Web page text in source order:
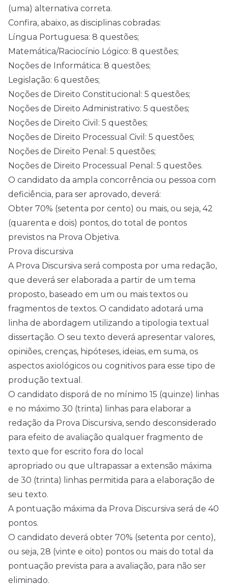
(uma) alternativa correta.
Confira, abaixo, as disciplinas cobradas:
Língua Portuguesa: 8 questões;
Matemática/Raciocínio Lógico: 8 questões;
Noções de Informática: 8 questões;
Legislação: 6 questões;
Noções de Direito Constitucional: 5 questões;
Noções de Direito Administrativo: 5 questões;
Noções de Direito Civil: 5 questões;
Noções de Direito Processual Civil: 5 questões;
Noções de Direito Penal: 5 questões;
Noções de Direito Processual Penal: 5 questões.
O candidato da ampla concorrência ou pessoa com
deficiência, para ser aprovado, deverá:
Obter 70% (setenta por cento) ou mais, ou seja, 42
(quarenta e dois) pontos, do total de pontos
previstos na Prova Objetiva.
Prova discursiva
A Prova Discursiva será composta por uma redação,
que deverá ser elaborada a partir de um tema
proposto, baseado em um ou mais textos ou
fragmentos de textos. O candidato adotará uma
linha de abordagem utilizando a tipologia textual
dissertação. O seu texto deverá apresentar valores,
opiniões, crenças, hipóteses, ideias, em suma, os
aspectos axiológicos ou cognitivos para esse tipo de
produção textual.
O candidato disporá de no mínimo 15 (quinze) linhas
e no máximo 30 (trinta) linhas para elaborar a
redação da Prova Discursiva, sendo desconsiderado
para efeito de avaliação qualquer fragmento de
texto que for escrito fora do local
apropriado ou que ultrapassar a extensão máxima
de 30 (trinta) linhas permitida para a elaboração de
seu texto.
A pontuação máxima da Prova Discursiva será de 40
pontos.
O candidato deverá obter 70% (setenta por cento),
ou seja, 28 (vinte e oito) pontos ou mais do total da
pontuação prevista para a avaliação, para não ser
eliminado.